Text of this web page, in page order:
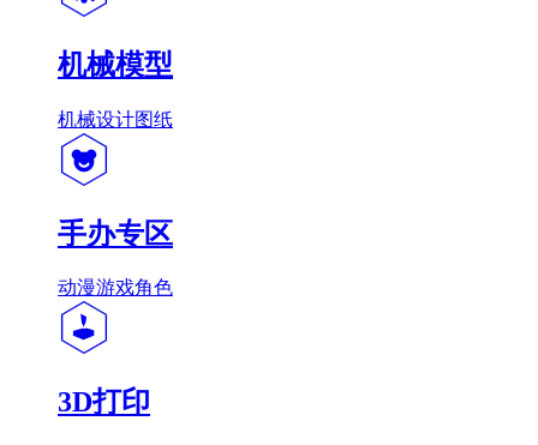
机械模型
机械设计图纸
手办专区
动漫游戏角色
3D打印